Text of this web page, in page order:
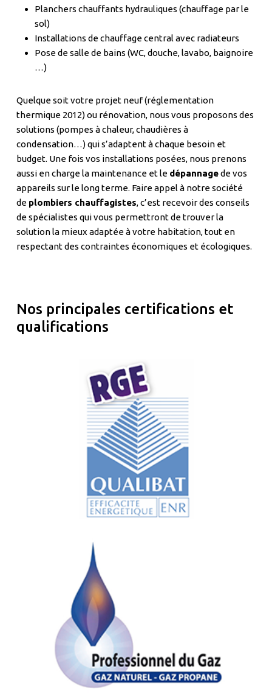
Planchers chauffants hydrauliques (chauffage par le
sol)
Installations de chauffage central avec radiateurs
Pose de salle de bains (WC, douche, lavabo, baignoire
…)
Quelque soit votre projet neuf (réglementation
thermique 2012) ou rénovation, nous vous proposons des
solutions (pompes à chaleur, chaudières à
condensation…) qui s’adaptent à chaque besoin et
budget. Une fois vos installations posées, nous prenons
aussi en charge la maintenance et le dépannagede vos
appareils sur le long terme. Faire appel à notre société
de plombiers chauffagistes, c’est recevoir des conseils
de spécialistes qui vous permettront de trouver la
solution la mieux adaptée à votre habitation, tout en
respectant des contraintes économiques et écologiques.
Nos principales certifications et
qualifications